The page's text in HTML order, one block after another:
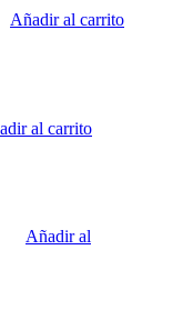
Añadir al carrito
al carrito
Añadir al